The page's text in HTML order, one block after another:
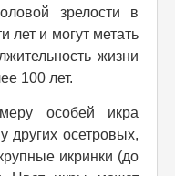
зрелости в
лет и могут метать
жизни
100 лет.
особей икра
других осетровых,
икринки (до